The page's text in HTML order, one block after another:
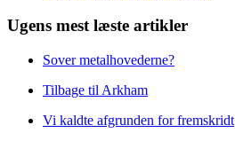
Ugens mest læste artikler
Sover metalhovederne?
Tilbage til Arkham
Vi kaldte afgrunden for fremskridt